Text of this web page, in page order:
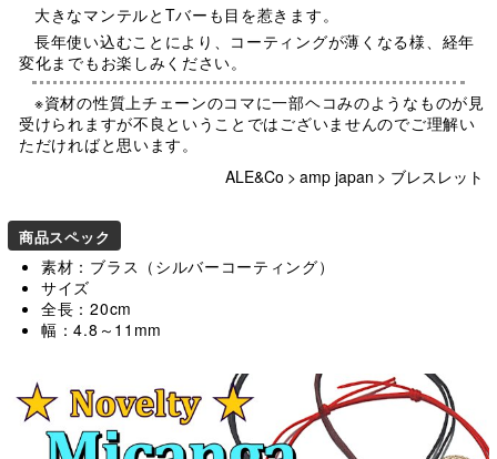
大きなマンテルとTバーも目を惹きます。
長年使い込むことにより、コーティングが薄くなる様、経年
変化までもお楽しみください。
※資材の性質上チェーンのコマに一部ヘコみのようなものが見
受けられますが不良ということではございませんのでご理解い
ただければと思います。
ALE&Co > amp japan > ブレスレット
商品スペック
素材：ブラス（シルバーコーティング）
サイズ
全長：20cm
幅：4.8～11mm